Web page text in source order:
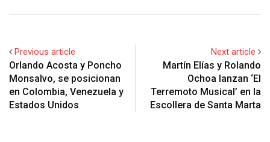
Previous article
Orlando Acosta y Poncho
Monsalvo, se posicionan
en Colombia, Venezuela y
Estados Unidos
Next article
Martín Elías y Rolando
Ochoa lanzan ‘El
Terremoto Musical’ en la
Escollera de Santa Marta